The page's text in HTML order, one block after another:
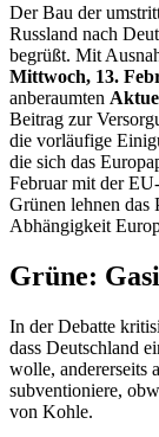
Der Bau der
Russland nach
begrüßt. Mit
Mittwoch, 13.
anberaumten
Beitrag zur
die vorläufige
die sich das
Februar mit der
Grünen lehnen das
Abhängigkeit
Grüne:
In der Debatte
dass Deutschland
wolle, andererseits
subventioniere,
von Kohle.